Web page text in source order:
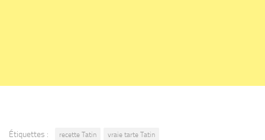
Étiquettes : recette Tatin vraie tarte Tatin